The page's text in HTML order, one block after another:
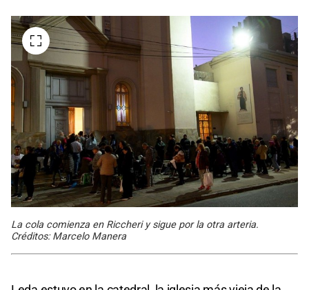
La cola comienza en Riccheri y sigue por la otra arteria.
Créditos: Marcelo Manera